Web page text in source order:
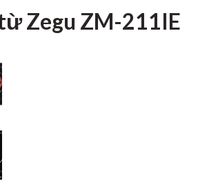
Zegu ZM-211IE